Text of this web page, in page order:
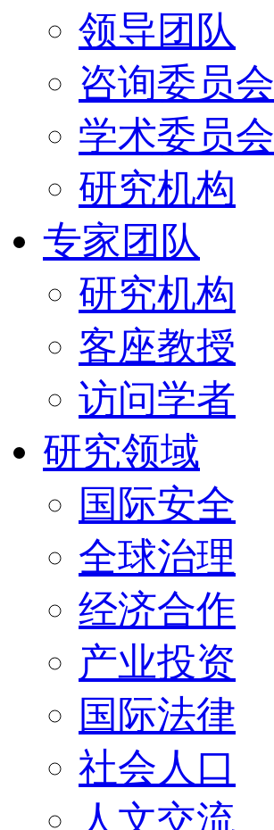
领导团队
咨询委员会
学术委员会
研究机构
专家团队
研究机构
客座教授
访问学者
研究领域
国际安全
全球治理
经济合作
产业投资
国际法律
社会人口
人文交流